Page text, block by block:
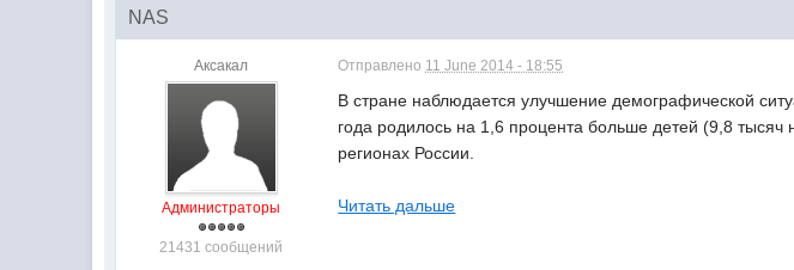
NAS
Аксакал
Администраторы
21431 сообщений
Отправлено 11 June 2014 - 18:55
В стране наблюдается улучшение демографической
года родилось на 1,6 процента больше детей (9,8
регионах России.
Читать дальше